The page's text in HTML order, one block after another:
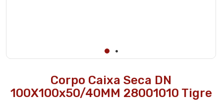
Corpo Caixa Seca DN
100X100x50/40MM 28001010 Tigre